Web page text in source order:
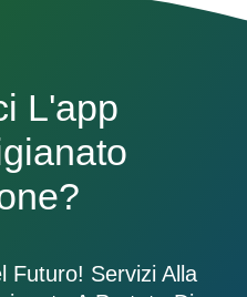
L'app
Futuro! Servizi Alla